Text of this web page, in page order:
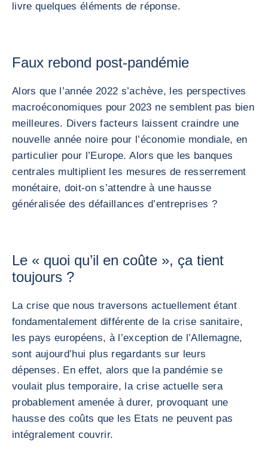
livre quelques éléments de réponse.
Faux rebond post-pandémie
Alors que l’année 2022 s’achève, les perspectives
macroéconomiques pour 2023 ne semblent pas bien
meilleures. Divers facteurs laissent craindre une
nouvelle année noire pour l’économie mondiale, en
particulier pour l’Europe. Alors que les banques
centrales multiplient les mesures de resserrement
monétaire, doit-on s’attendre à une hausse
généralisée des défaillances d’entreprises ?
Le « quoi qu’il en coûte », ça tient
toujours ?
La crise que nous traversons actuellement étant
fondamentalement différente de la crise sanitaire,
les pays européens, à l’exception de l’Allemagne,
sont aujourd’hui plus regardants sur leurs
dépenses. En effet, alors que la pandémie se
voulait plus temporaire, la crise actuelle sera
probablement amenée à durer, provoquant une
hausse des coûts que les Etats ne peuvent pas
intégralement couvrir.